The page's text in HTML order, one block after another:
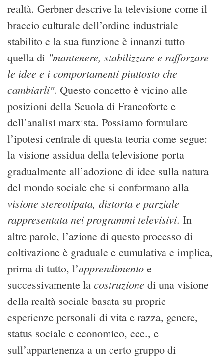
realtà. Gerbner descrive la televisione come il
braccio culturale dell’ordine industriale
stabilito e la sua funzione è innanzi tutto
quella di "mantenere, stabilizzare e rafforzare
le idee e i comportamenti piuttosto che
cambiarli". Questo concetto è vicino alle
posizioni della Scuola di Francoforte e
dell’analisi marxista. Possiamo formulare
l’ipotesi centrale di questa teoria come segue:
la visione assidua della televisione porta
gradualmente all’adozione di idee sulla natura
del mondo sociale che si conformano alla
visione stereotipata, distorta e parziale
rappresentata nei programmi televisivi. In
altre parole, l’azione di questo processo di
coltivazione è graduale e cumulativa e implica,
prima di tutto, l’apprendimento e
successivamente la costruzione di una visione
della realtà sociale basata su proprie
esperienze personali di vita e razza, genere,
status sociale e economico, ecc., e
sull’appartenenza a un certo gruppo di